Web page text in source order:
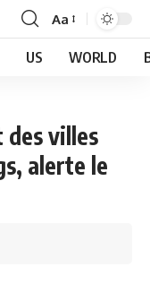
Aa
US WORLD
villes
alerte le